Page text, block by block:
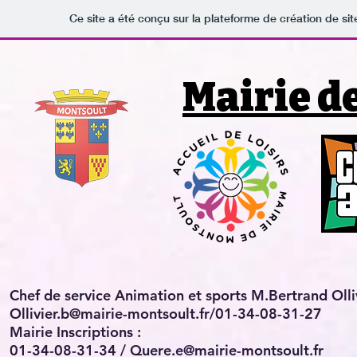
Ce site a été conçu sur la plateforme de création de
Mairie
Chef de service Animation et sports M.Bertrand
Ollivier.b@mairie-montsoult.fr/01-34-08-31-27
Mairie Inscriptions :
01-34-08-31-34 / Quere.e@mairie-montsoult.fr